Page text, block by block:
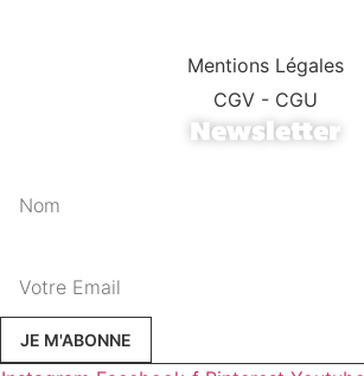
Mentions Légales
CGV - CGU
Newsletter
JE M'ABONNE